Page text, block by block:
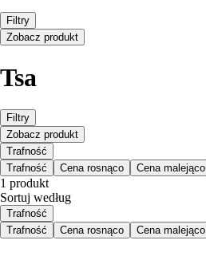
Filtry
Zobacz produkt
Tsa
Filtry
Zobacz produkt
Trafność
Trafność
Cena rosnąco Cena malejąco
1 produkt
Sortuj według
Trafność
Trafność
Cena rosnąco Cena malejąco